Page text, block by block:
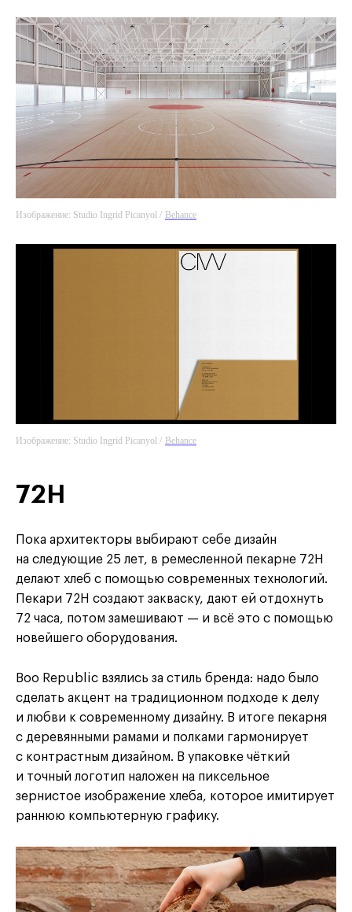
Изображение: Studio Ingrid Picanyol / Behance
Изображение: Studio Ingrid Picanyol / Behance
72H
Пока архитекторы выбирают себе дизайн
на следующие 25 лет, в ремесленной пекарне 72H
делают хлеб с помощью современных технологий.
Пекари 72H создают закваску, дают ей отдохнуть
72 часа, потом замешивают — и всё это с помощью
новейшего оборудования.
Boo Republic взялись за стиль бренда: надо было
сделать акцент на традиционном подходе к делу
и любви к современному дизайну. В итоге пекарня
с деревянными рамами и полками гармонирует
с контрастным дизайном. В упаковке чёткий
и точный логотип наложен на пиксельное
зернистое изображение хлеба, которое имитирует
раннюю компьютерную графику.